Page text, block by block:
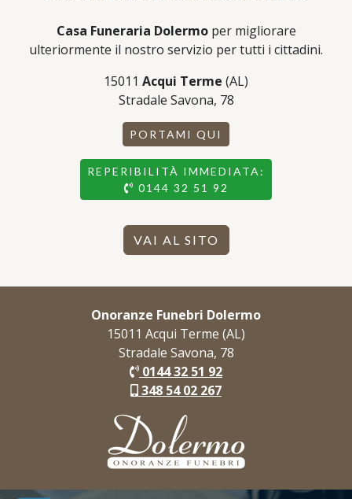
Casa Funeraria Dolermoper migliorare
ulteriormente il nostro servizio per tutti i cittadini.
15011 Acqui Terme (AL)
Stradale Savona, 78
PORTAMI QUI
REPERIBILITÀ IMMEDIATA:
0144 32 51 92
VAI AL SITO
Onoranze Funebri Dolermo
15011 Acqui Terme (AL)
Stradale Savona, 78
0144 32 51 92
348 54 02 267